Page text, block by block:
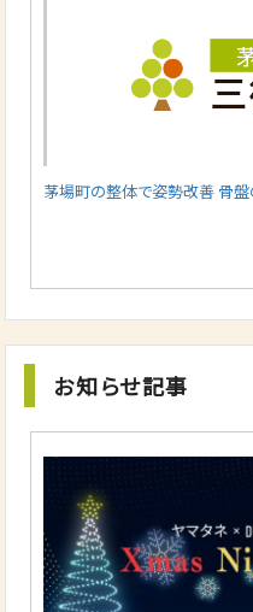
茅場町の整体で姿勢改善 骨
お知らせ記事